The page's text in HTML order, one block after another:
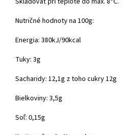
Nutričné hodnoty na 100g:
Energia: 380kJ/90kcal
Tuky: 3g
Sacharidy: 12,1g z toho cukry 12g
Bielkoviny: 3,5g
Soľ: 0,15g